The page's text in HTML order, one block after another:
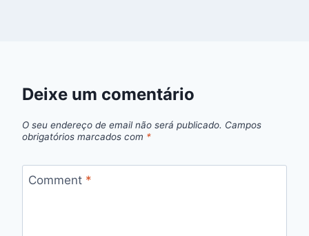
Deixe um comentário
O seu endereço de email não será publicado. Campos
obrigatórios marcados com *
Comment *